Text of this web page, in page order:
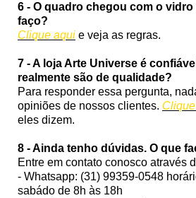
6 - O quadro chegou com o
faço?
Clique aqui e veja as regras.
7 - A loja Arte Universe é
realmente são de qualidade?
Para responder essa pergunta,
opiniões de nossos clientes.
eles dizem.
8 - Ainda tenho dúvidas. O que
Entre em contato conosco através
- Whatsapp: (31) 99359-0548
sabádo de 8h às 18h